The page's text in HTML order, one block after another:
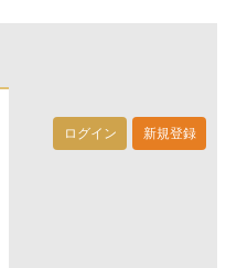
ログイン 新規登録